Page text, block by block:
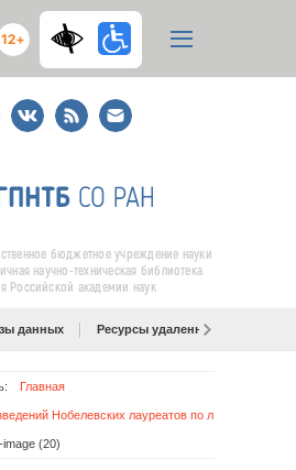
12+
ВКонтакте
RSS
E-
mail
подписка
бюджетное учреждение науки
научно-техническая библиотека
Российской академии наук
данных Ресурсы удаленного доступа
Главная
(20)